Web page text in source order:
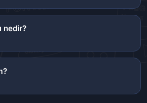
nedir?